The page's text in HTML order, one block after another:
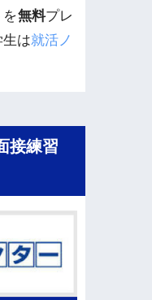
無料プレ
は就活ノ
接練習